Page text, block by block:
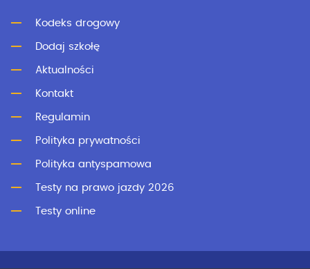
Kodeks drogowy
Dodaj szkołę
Aktualności
Kontakt
Regulamin
Polityka prywatności
Polityka antyspamowa
Testy na prawo jazdy 2026
Testy online